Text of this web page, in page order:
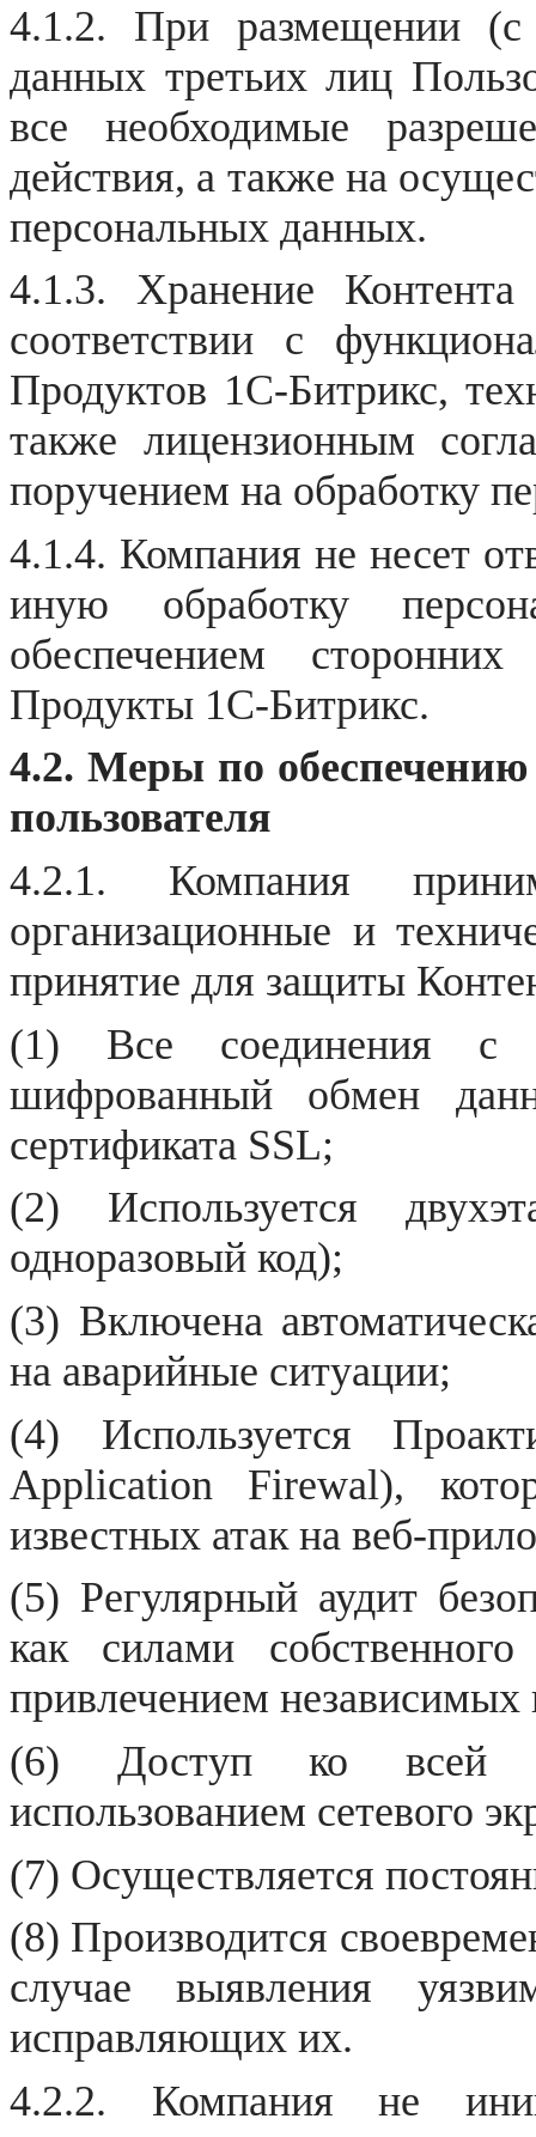
4.1.2. При размещении (с
данных третьих лиц
все необходимые
действия, а также на
персональных данных.
4.1.3. Хранение Контента
соответствии с
Продуктов 1С-Битрикс,
также лицензионным
поручением на обработку
4.1.4. Компания не несет
иную обработку
обеспечением
Продукты 1С-Битрикс.
4.2. Меры по
пользователя
4.2.1. Компания
организационные и
принятие для защиты
(1) Все соединения с
шифрованный обмен
сертификата SSL;
(2) Используется
одноразовый код);
(3) Включена
на аварийные ситуации;
(4) Используется
Application Firewal),
известных атак на веб-
(5) Регулярный аудит
как силами
привлечением независимых
(6) Доступ ко всей
использованием сетевого
(7) Осуществляется
(8) Производится
случае выявления
исправляющих их.
4.2.2. Компания не